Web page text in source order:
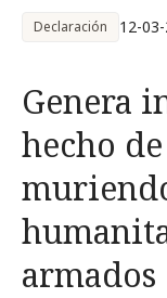
Declaración 12-
Genera
hecho
armados